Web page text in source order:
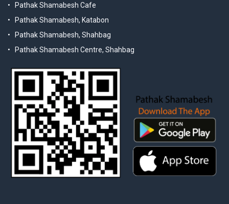
Pathak Shamabesh Cafe
Pathak Shamabesh, Katabon
Pathak Shamabesh, Shahbag
Pathak Shamabesh Centre, Shahbag